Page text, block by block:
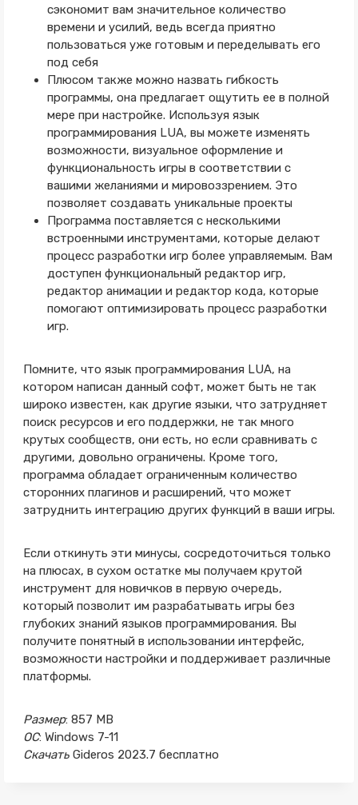
сэкономит вам значительное количество
времени и усилий, ведь всегда приятно
пользоваться уже готовым и переделывать его
под себя
Плюсом также можно назвать гибкость
программы, она предлагает ощутить ее в полной
мере при настройке. Используя язык
программирования LUA, вы можете изменять
возможности, визуальное оформление и
функциональность игры в соответствии с
вашими желаниями и мировоззрением. Это
позволяет создавать уникальные проекты
Программа поставляется с несколькими
встроенными инструментами, которые делают
процесс разработки игр более управляемым. Вам
доступен функциональный редактор игр,
редактор анимации и редактор кода, которые
помогают оптимизировать процесс разработки
игр.
Помните, что язык программирования LUA, на
котором написан данный софт, может быть не так
широко известен, как другие языки, что затрудняет
поиск ресурсов и его поддержки, не так много
крутых сообществ, они есть, но если сравнивать с
другими, довольно ограничены. Кроме того,
программа обладает ограниченным количество
сторонних плагинов и расширений, что может
затруднить интеграцию других функций в ваши игры.
Если откинуть эти минусы, сосредоточиться только
на плюсах, в сухом остатке мы получаем крутой
инструмент для новичков в первую очередь,
который позволит им разрабатывать игры без
глубоких знаний языков программирования. Вы
получите понятный в использовании интерфейс,
возможности настройки и поддерживает различные
платформы.
Размер: 857 MB
ОС: Windows 7-11
Скачать Gideros 2023.7 бесплатно